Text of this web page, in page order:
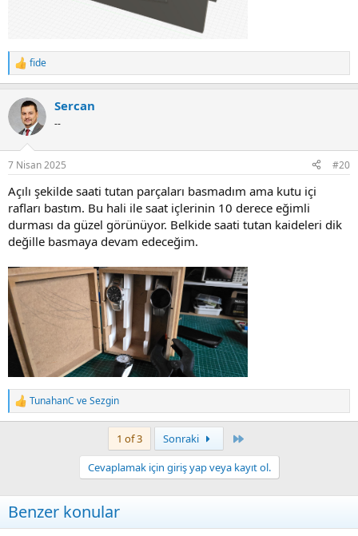
R
e
c
i
s
fide
Sercan
--
7 Nisan 2025 #20
Açılı şekilde saati tutan parçaları basmadım ama kutu içi
rafları bastım. Bu hali ile saat içlerinin 10 derece eğimli
durması da güzel görünüyor. Belkide saati tutan kaideleri dik
değille basmaya devam edeceğim.
R
e
n
s
:
TunahanC veSezgin
1 of 3 Sonraki
Cevaplamak için giriş yap veya kayıt ol.
Benzer konular